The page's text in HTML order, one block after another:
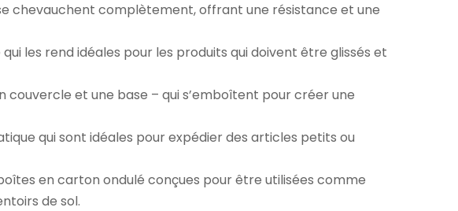
chevauchent complètement, offrant une résistance et une
les rend idéales pour les produits qui doivent être glissés et
couvercle et une base – qui s’emboîtent pour créer une
qui sont idéales pour expédier des articles petits ou
en carton ondulé conçues pour être utilisées comme
de sol.